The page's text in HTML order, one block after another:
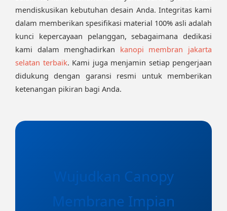
mendiskusikan kebutuhan desain Anda. Integritas kami
dalam memberikan spesifikasi material 100% asli adalah
kunci kepercayaan pelanggan, sebagaimana dedikasi
kami dalam menghadirkan kanopi membran jakarta
selatan terbaik. Kami juga menjamin setiap pengerjaan
didukung dengan garansi resmi untuk memberikan
ketenangan pikiran bagi Anda.
Wujudkan Canopy
Membrane Impian